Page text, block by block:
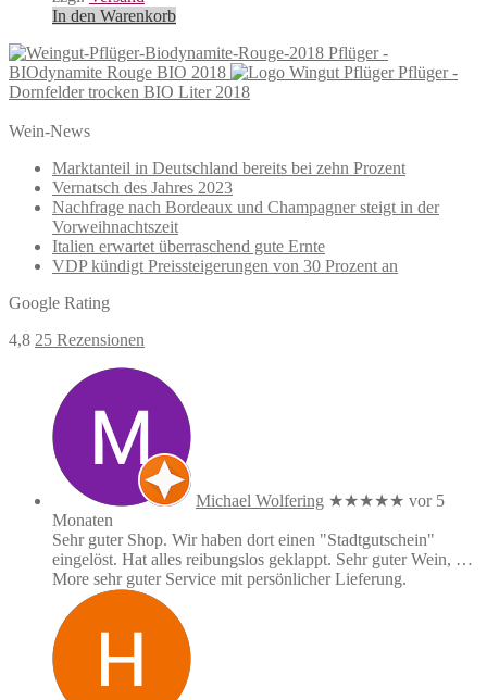
In den Warenkorb
Pflüger -
BIOdynamite Rouge BIO 2018
Pflüger -
Dornfelder trocken BIO Liter 2018
Wein-News
Marktanteil in Deutschland bereits bei zehn Prozent
Vernatsch des Jahres 2023
Nachfrage nach Bordeaux und Champagner steigt in der
Vorweihnachtszeit
Italien erwartet überraschend gute Ernte
VDP kündigt Preissteigerungen von 30 Prozent an
Google Rating
4,8 25 Rezensionen
Michael Wolfering ★★★★★ vor 5
Monaten
Sehr guter Shop. Wir haben dort einen "Stadtgutschein"
eingelöst. Hat alles reibungslos geklappt. Sehr guter Wein, …
More sehr guter Service mit persönlicher Lieferung.